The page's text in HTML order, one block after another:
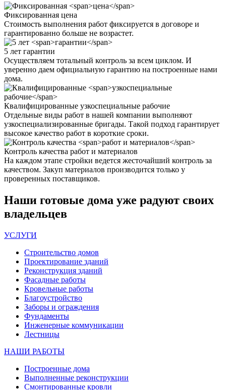
Фиксированная цена
Стоимость выполнения работ фиксируется в договоре и
гарантированно больше не возрастет.
5 лет гарантии
Осуществляем тотальный контроль за всем циклом. И
уверенно даем официальную гарантию на построенные нами
дома.
Квалифицированные узкоспециальные рабочие
Отдельные виды работ в нашей компании выполняют
узкоспециализированные бригады. Такой подход гарантирует
высокое качество работ в короткие сроки.
Контроль качества работ и материалов
На каждом этапе стройки ведется жесточайший контроль за
качеством. Закуп материалов производится только у
проверенных поставщиков.
Наши готовые дома уже радуют своих
владельцев
УСЛУГИ
Строительство домов
Проектирование зданий
Реконструкция зданий
Фасадные работы
Кровельные работы
Благоустройство
Заборы и ограждения
Фундаменты
Инженерные коммуникации
Лестницы
НАШИ РАБОТЫ
Построенные дома
Выполненные реконструкции
Смонтированные кровли